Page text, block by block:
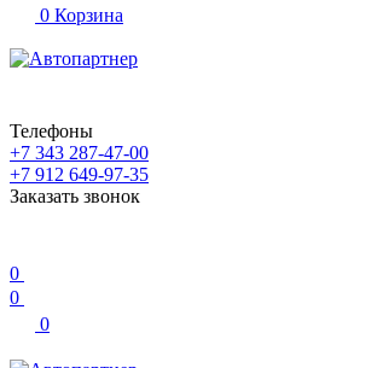
0 Корзина
Телефоны
+7 343 287-47-00
+7 912 649-97-35
Заказать звонок
0
0
0